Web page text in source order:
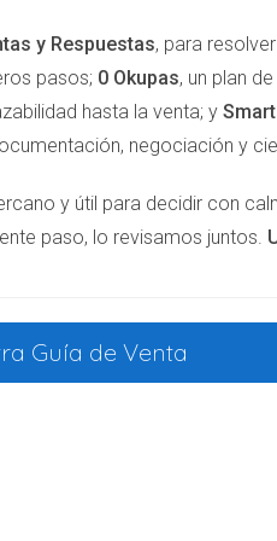
una casa que consume
con un CEE en letra A o B
Sostenibilidad en España, se
peores calificaciones.
que cuenten con una
el propietario presente un
tanto a nivel legal
y Respuestas, para
pasos; 0 Okupas, un plan
hasta la venta; y
negociación y
y útil para decidir con
paso, lo revisamos juntos.
Guía de Venta